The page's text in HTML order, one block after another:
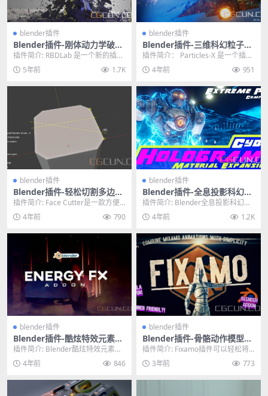
blender插件
Blender插件-刚体动力学破碎
爆炸烟雾插件 RBDLab V1.1.1
插件简介: RBDLab 是一个新的插
件，可以充分利用 Blender 的物理
特...5年前 1.7K
blender插件
Blender插件-三维科幻粒子系
统模拟插件 Particles-X Pro V
1.21含使用教程
插件简介： Particles-X 是一个插
件，它通过几个步骤和一些调整简
化了 ...
4年前 951
blender插件
Blender插件-轻松切割多边形
Ngon面建模工具 Face Cutte
r V1.6.0
插件简介: Face Cutter是一款方便
的建模工具，专为轻松切割ngon面
部...4年前 790
blender插件
Blender插件-全息投影科幻三
维HUD模型材质插件 Cyber
Holograms
插件简介: Blender全息投影科幻三
维HUD模型材质插件 Cyber Hol...
4年前 1.2K
blender插件
Blender插件-酷炫特效元素能
量光波光线冲击波插件 Energ
y FX
插件简介: Blender酷炫特效元素能
量光波光线冲击波插件 Energy FX...
4年前 846
blender插件
Blender插件-骨骼动作模型复
制粘贴绑定插件 Fixamo v1.0
插件简介: Fixamo插件可以轻松将
模型的动作直接复制到指定的其他
模型上，使用...
3年前 773